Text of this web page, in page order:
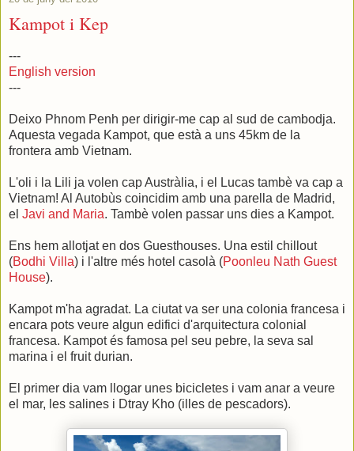
Kampot i Kep
---
English version
---
Deixo Phnom Penh per dirigir-me cap al sud de cambodja.
Aquesta vegada Kampot, que està a uns 45km de la
frontera amb Vietnam.
L'oli i la Lili ja volen cap Austràlia, i el Lucas tambè va cap a
Vietnam! Al Autobùs coincidim amb una parella de Madrid,
el Javi and Maria. Tambè volen passar uns dies a Kampot.
Ens hem allotjat en dos Guesthouses. Una estil chillout
(Bodhi Villa) i l'altre més hotel casolà (Poonleu Nath Guest
House).
Kampot m'ha agradat. La ciutat va ser una colonia francesa i
encara pots veure algun edifici d'arquitectura colonial
francesa. Kampot és famosa pel seu pebre, la seva sal
marina i el fruit durian.
El primer dia vam llogar unes bicicletes i vam anar a veure
el mar, les salines i Dtray Kho (illes de pescadors).